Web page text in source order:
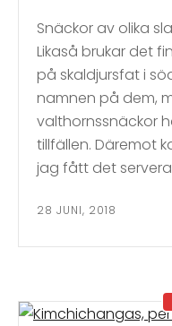
Snäckor av olika
Likaså brukar det
på skaldjursfat i
namnen på dem,
valthornssnäckor
tillfällen. Däremot
jag fått det
28 JUNI, 2018